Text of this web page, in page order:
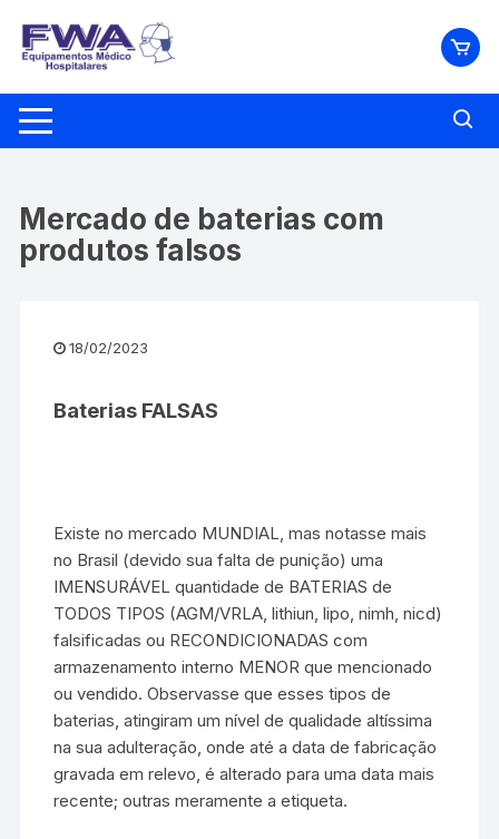
para
conteúdo
Mercado de baterias com
produtos falsos
18/02/2023
Baterias FALSAS
Existe no mercado MUNDIAL, mas notasse mais
no Brasil (devido sua falta de punição) uma
IMENSURÁVEL quantidade de BATERIAS de
TODOS TIPOS (AGM/VRLA, lithiun, lipo, nimh, nicd)
falsificadas ou RECONDICIONADAS com
armazenamento interno MENOR que mencionado
ou vendido. Observasse que esses tipos de
baterias, atingiram um nível de qualidade altíssima
na sua adulteração, onde até a data de fabricação
gravada em relevo, é alterado para uma data mais
recente; outras meramente a etiqueta.